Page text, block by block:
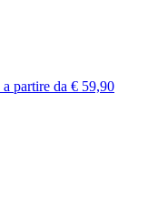
a partire da € 59,90